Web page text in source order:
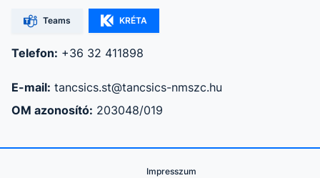
Teams KRÉTA
Telefon: +36 32 411898
E-mail: tancsics.st@tancsics-nmszc.hu
OM azonosító: 203048/019
Impresszum